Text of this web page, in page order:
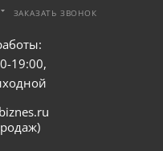
ЗАКАЗАТЬ ЗВОНОК
19:00,